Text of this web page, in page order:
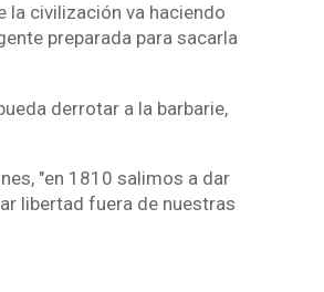
la civilización va haciendo
preparada para sacarla
derrotar a la barbarie,
"en 1810 salimos a dar
libertad fuera de nuestras